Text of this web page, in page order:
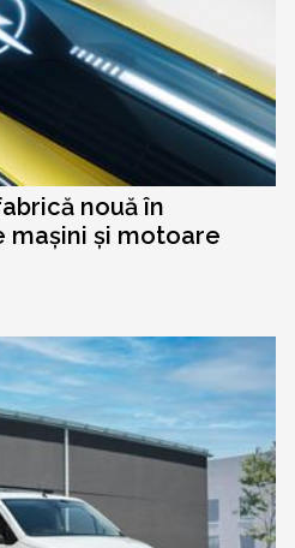
nouă în
mașini și motoare